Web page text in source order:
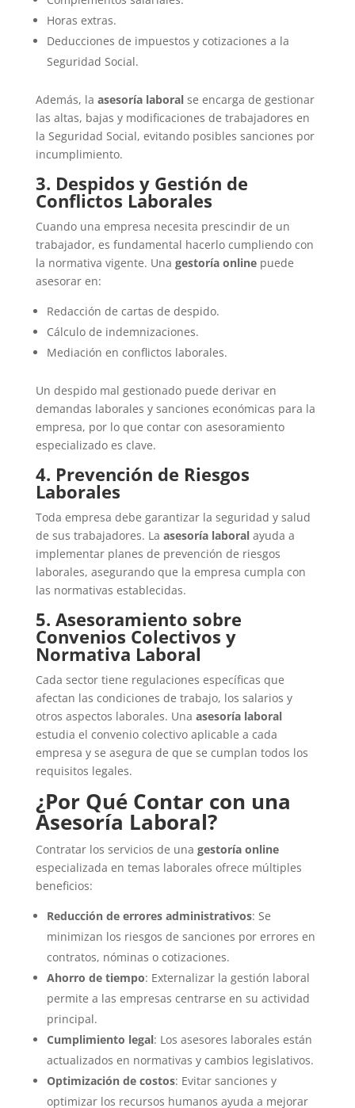
Horas extras.
Deducciones de impuestos y cotizaciones a la
Seguridad Social.
Además, la asesoría laboralse encarga de gestionar
las altas, bajas y modificaciones de trabajadores en
la Seguridad Social, evitando posibles sanciones por
incumplimiento.
3. Despidos y Gestión de
Conflictos Laborales
Cuando una empresa necesita prescindir de un
trabajador, es fundamental hacerlo cumpliendo con
la normativa vigente. Una gestoría onlinepuede
asesorar en:
Redacción de cartas de despido.
Cálculo de indemnizaciones.
Mediación en conflictos laborales.
Un despido mal gestionado puede derivar en
demandas laborales y sanciones económicas para la
empresa, por lo que contar con asesoramiento
especializado es clave.
4. Prevención de Riesgos
Laborales
Toda empresa debe garantizar la seguridad y salud
de sus trabajadores. La asesoría laboralayuda a
implementar planes de prevención de riesgos
laborales, asegurando que la empresa cumpla con
las normativas establecidas.
5. Asesoramiento sobre
Convenios Colectivos y
Normativa Laboral
Cada sector tiene regulaciones específicas que
afectan las condiciones de trabajo, los salarios y
otros aspectos laborales. Una asesoría laboral
estudia el convenio colectivo aplicable a cada
empresa y se asegura de que se cumplan todos los
requisitos legales.
¿Por Qué Contar con una
Asesoría Laboral?
Contratar los servicios de una gestoría online
especializada en temas laborales ofrece múltiples
beneficios:
Reducción de errores administrativos: Se
minimizan los riesgos de sanciones por errores en
contratos, nóminas o cotizaciones.
Ahorro de tiempo: Externalizar la gestión laboral
permite a las empresas centrarse en su actividad
principal.
Cumplimiento legal: Los asesores laborales están
actualizados en normativas y cambios legislativos.
Optimización de costos: Evitar sanciones y
optimizar los recursos humanos ayuda a mejorar